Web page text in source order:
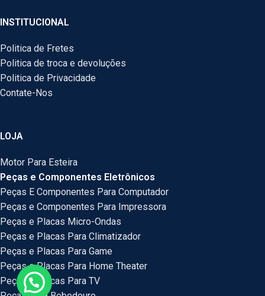
INSTITUCIONAL
Politica de Fretes
Politica de troca e devoluções
Politica de Privacidade
Contate-Nos
LOJA
Motor Para Esteira
Peças e Componentes Eletrônicos
Peças E Componentes Para Computador
Peças e Componentes Para Impressora
Peças e Placas Micro-Ondas
Peças e Placas Para Climatizador
Peças e Placas Para Game
Peças e Placas Para Home Theater
Peças e Placas Para TV